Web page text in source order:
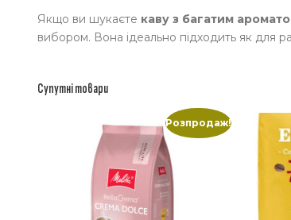
Якщо ви шукаєте каву з багатим
вибором. Вона ідеально підходить як для
Супутні товари
Розпродаж!